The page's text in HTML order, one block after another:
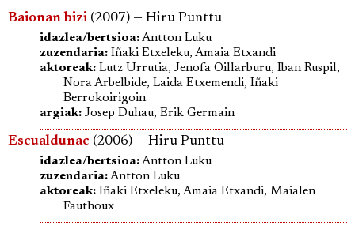
Baionan bizi (2007) — Hiru Punttu
idazlea/bertsioa:Antton Luku
zuzendaria: Iñaki Etxeleku, Amaia Etxandi
aktoreak: Lutz Urrutia, Jenofa Oillarburu, Iban Ruspil,
Nora Arbelbide, Laida Etxemendi, Iñaki
Berrokoirigoin
argiak: Josep Duhau, Erik Germain
Escualdunac (2006) — Hiru Punttu
idazlea/bertsioa:Antton Luku
zuzendaria:Antton Luku
aktoreak: Iñaki Etxeleku, Amaia Etxandi, Maialen
Fauthoux